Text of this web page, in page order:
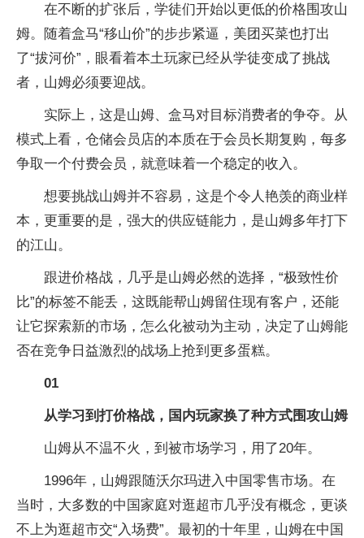
在不断的扩张后，学徒们开始以更低的价格围攻山
姆。随着盒马“移山价”的步步紧逼，美团买菜也打出
了“拔河价”，眼看着本土玩家已经从学徒变成了挑战
者，山姆必须要迎战。
实际上，这是山姆、盒马对目标消费者的争夺。从
模式上看，仓储会员店的本质在于会员长期复购，每多
争取一个付费会员，就意味着一个稳定的收入。
想要挑战山姆并不容易，这是个令人艳羡的商业样
本，更重要的是，强大的供应链能力，是山姆多年打下
的江山。
跟进价格战，几乎是山姆必然的选择，“极致性价
比”的标签不能丢，这既能帮山姆留住现有客户，还能
让它探索新的市场，怎么化被动为主动，决定了山姆能
否在竞争日益激烈的战场上抢到更多蛋糕。
01
从学习到打价格战，国内玩家换了种方式围攻山姆
山姆从不温不火，到被市场学习，用了20年。
1996年，山姆跟随沃尔玛进入中国零售市场。在
当时，大多数的中国家庭对逛超市几乎没有概念，更谈
不上为逛超市交“入场费”。最初的十年里，山姆在中国